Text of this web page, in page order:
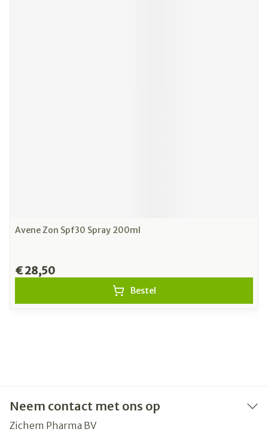
Avene Zon Spf30 Spray 200ml
€ 28,50
Bestel
Neem contact met ons op
Zichem Pharma BV